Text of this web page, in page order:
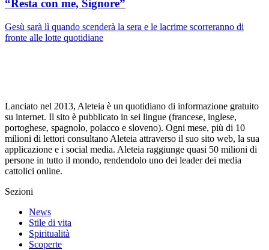
“Resta con me, Signore”
Gesù sarà lì quando scenderà la sera e le lacrime scorreranno di
fronte alle lotte quotidiane
Lanciato nel 2013, Aleteia è un quotidiano di informazione gratuito
su internet. Il sito è pubblicato in sei lingue (francese, inglese,
portoghese, spagnolo, polacco e sloveno). Ogni mese, più di 10
milioni di lettori consultano Aleteia attraverso il suo sito web, la sua
applicazione e i social media. Aleteia raggiunge quasi 50 milioni di
persone in tutto il mondo, rendendolo uno dei leader dei media
cattolici online.
Sezioni
News
Stile di vita
Spiritualità
Scoperte